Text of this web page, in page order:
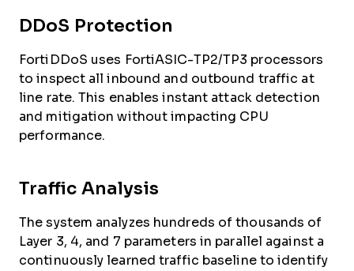
DDoS Protection
FortiDDoS uses FortiASIC-TP2/TP3 processors
to inspect all inbound and outbound traffic at
line rate. This enables instant attack detection
and mitigation without impacting CPU
performance.
Traffic Analysis
The system analyzes hundreds of thousands of
Layer 3, 4, and 7 parameters in parallel against a
continuously learned traffic baseline to identify